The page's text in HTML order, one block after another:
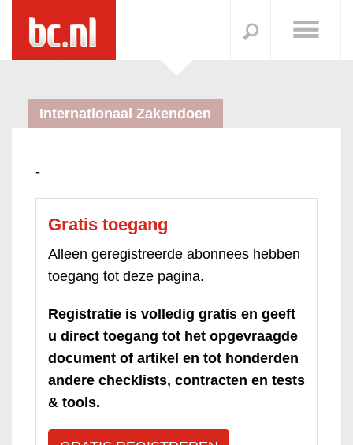
Internationaal Zakendoen
-
Gratis toegang
Alleen geregistreerde abonnees hebben
toegang tot deze pagina.
Registratie is volledig gratis en geeft
u direct toegang tot het opgevraagde
document of artikel en tot honderden
andere checklists, contracten en tests
& tools.